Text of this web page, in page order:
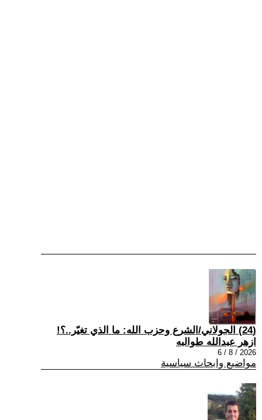
(24) الجولاني/الشرع وحزب الله: ما الذي تغيّر..؟!
ازهر عبدالله طوالبه
2026 / 8 / 6
مواضيع وابحاث سياسية